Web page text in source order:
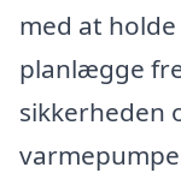
med at
planlægge
sikkerheden